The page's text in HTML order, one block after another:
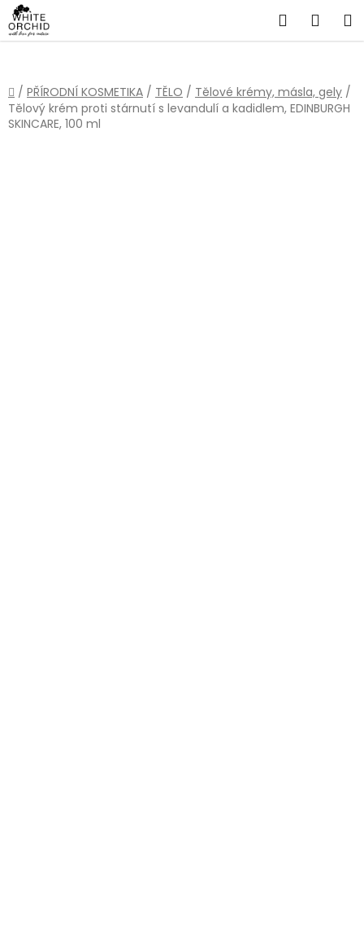
Přejít
na
obsah
Hledat
Domů
/ PŘÍRODNÍ KOSMETIKA / TĚLO / Tělové krémy, másla, gely /
Tělový krém proti stárnutí s levandulí a kadidlem, EDINBURGH
SKINCARE, 100 ml